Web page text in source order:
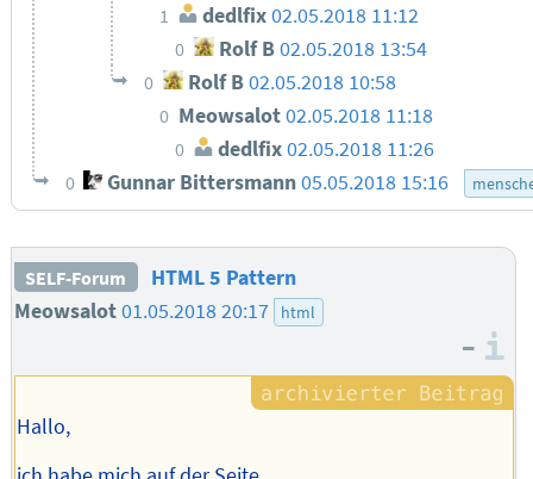
1 dedlfix 02.05.2018 11:12
0 Rolf B 02.05.2018 13:54
0 Rolf B02.05.2018 10:58
0 Meowsalot02.05.2018 11:18
0 dedlfix02.05.2018 11:26
0 Gunnar Bittersmann05.05.2018 15:16
SELF-Forum
HTML 5 Pattern
Meowsalot01.05.2018 20:17 html
–
Hallo,